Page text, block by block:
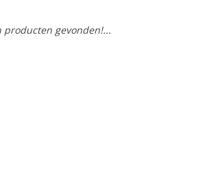
producten gevonden!...